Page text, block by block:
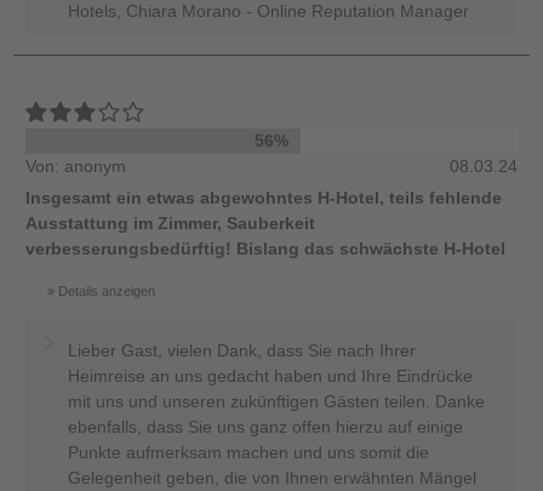
Hotels, Chiara Morano - Online Reputation Manager
56%
Von: anonym
08.03.24
Insgesamt ein etwas abgewohntes H-Hotel, teils fehlende
Ausstattung im Zimmer, Sauberkeit
verbesserungsbedürftig! Bislang das schwächste H-Hotel
Details anzeigen
Lieber Gast, vielen Dank, dass Sie nach Ihrer
Heimreise an uns gedacht haben und Ihre Eindrücke
mit uns und unseren zukünftigen Gästen teilen. Danke
ebenfalls, dass Sie uns ganz offen hierzu auf einige
Punkte aufmerksam machen und uns somit die
Gelegenheit geben, die von Ihnen erwähnten Mängel